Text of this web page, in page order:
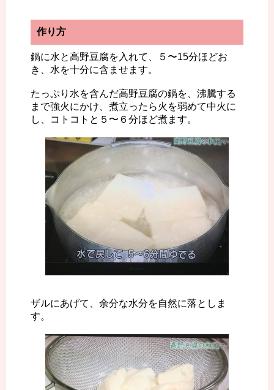
作り方
鍋に水と高野豆腐を入れて、５〜15分ほどお
き、水を十分に含ませます。
たっぷり水を含んだ高野豆腐の鍋を、沸騰する
まで強火にかけ、煮立ったら火を弱めて中火に
し、コトコトと５〜６分ほど煮ます。
ザルにあげて、余分な水分を自然に落としま
す。